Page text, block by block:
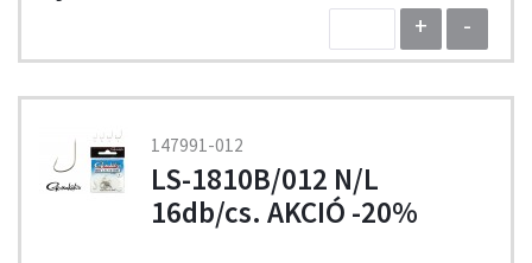
+
-
147991-012
LS-1810B/012 N/L
16db/cs. AKCIÓ -20%